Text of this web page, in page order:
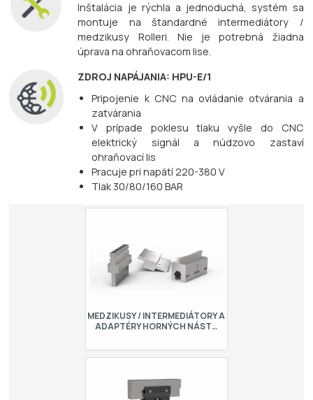
Inštalácia je rýchla a jednoduchá, systém sa
montuje na štandardné intermediátory /
medzikusy Rolleri. Nie je potrebná žiadna
úprava na ohraňovacom lise.
ZDROJ NAPÁJANIA: HPU-E/1
Pripojenie k CNC na ovládanie otvárania a
zatvárania
V prípade poklesu tlaku vyšle do CNC
elektrický signál a núdzovo zastaví
ohraňovací lis
Pracuje pri napätí 220-380 V
Tlak 30/80/160 BAR
MEDZIKUSY / INTERMEDIÁTORY A
ADAPTÉRY HORNÝCH NÁST…
Týmto spôsobom je možné upraviť
akýkoľvek …